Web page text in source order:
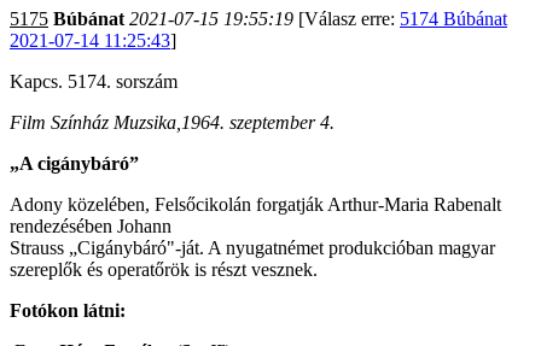
5175 Búbánat 2021-07-15 19:55:19 [Válasz erre: 5174 Búbánat
2021-07-14 11:25:43]
Kapcs. 5174. sorszám
Film Színház Muzsika,1964. szeptember 4.
„A cigánybáró”
Adony közelében, Felsőcikolán forgat­ják Arthur-Maria Rabenalt
rendezésében Johann
Strauss „Cigánybáró"-ját. A nyugat­német produkció­ban magyar
szerep­lők és operatőrök is részt vesznek.
Fotókon látni: